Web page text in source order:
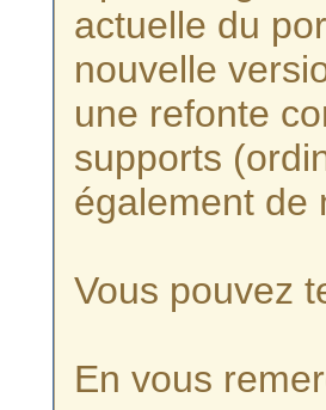
actuelle du
nouvelle
une refonte
supports
également de
Vous pouvez
En vous